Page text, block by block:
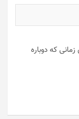
که دوباره